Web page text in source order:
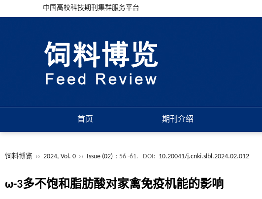
中国高校科技期刊集群服务平台
首页 期刊介绍
饲料博览 ›› 2024, Vol. 0 ›› Issue (02) : 56 -61. DOI: 10.20041/j.cnki.slbl.2024.02.012
ω-3多不饱和脂肪酸对家禽免疫机能的影响